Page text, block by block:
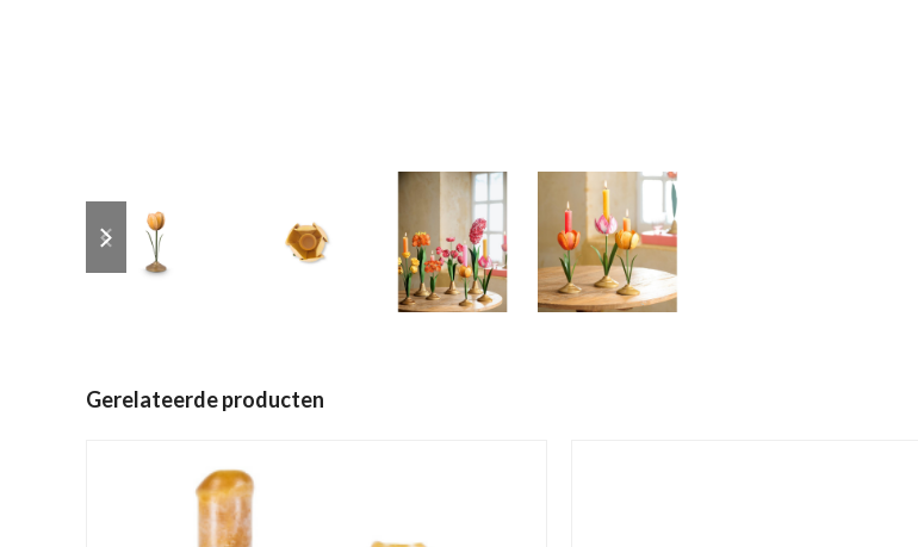
previous
slide
next
slide
Gerelateerde producten